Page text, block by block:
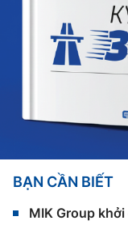
BẠN CẦN BIẾT
MIK Group